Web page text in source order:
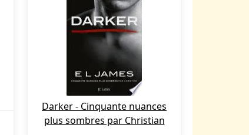
Darker - Cinquante nuances
plus sombres par Christian